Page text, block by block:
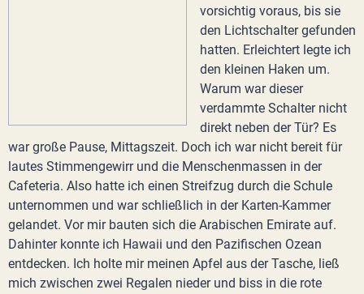
vorsichtig voraus, bis sie
den Lichtschalter gefunden
hatten. Erleichtert legte ich
den kleinen Haken um.
Warum war dieser
verdammte Schalter nicht
direkt neben der Tür? Es
war große Pause, Mittagszeit. Doch ich war nicht bereit für
lautes Stimmengewirr und die Menschenmassen in der
Cafeteria. Also hatte ich einen Streifzug durch die Schule
unternommen und war schließlich in der Karten-Kammer
gelandet. Vor mir bauten sich die Arabischen Emirate auf.
Dahinter konnte ich Hawaii und den Pazifischen Ozean
entdecken. Ich holte mir meinen Apfel aus der Tasche, ließ
mich zwischen zwei Regalen nieder und biss in die rote